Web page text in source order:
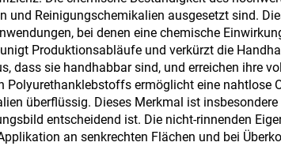
Reinigungschemikalien ausgesetzt sind.
bei denen eine chemische
Produktionsabläufe und verkürzt die
dass sie handhabbar sind, und erreichen ihre
ermöglicht eine nahtlose
überflüssig. Dieses Merkmal ist
entscheidend ist. Die nicht-rinnenden
an senkrechten Flächen und bei